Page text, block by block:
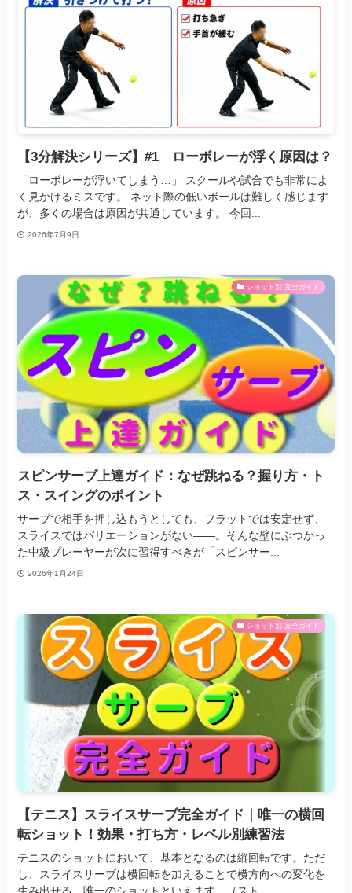
【3分解決シリーズ】#1 ローボレーが浮く原因は？
「ローボレーが浮いてしまう…」 スクールや試合でも非常によ
く見かけるミスです。 ネット際の低いボールは難しく感じます
が、多くの場合は原因が共通しています。 今回...
2026年7月9日
ショット別 完全ガイド
スピンサーブ上達ガイド：なぜ跳ねる？握り方・ト
ス・スイングのポイント
サーブで相手を押し込もうとしても、フラットでは安定せず、
スライスではバリエーションがない——。そんな壁にぶつかっ
た中級プレーヤーが次に習得すべきが「スピンサー...
2026年1月24日
ショット別 完全ガイド
【テニス】スライスサーブ完全ガイド｜唯一の横回
転ショット！効果・打ち方・レベル別練習法
テニスのショットにおいて、基本となるのは縦回転です。ただ
し、スライスサーブは横回転を加えることで横方向への変化を
生み出せる、唯一のショットといえます。（スト...